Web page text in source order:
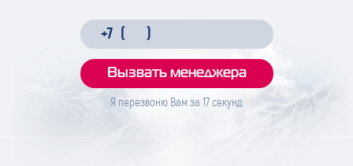
Я перезвоню Вам за 17секунд